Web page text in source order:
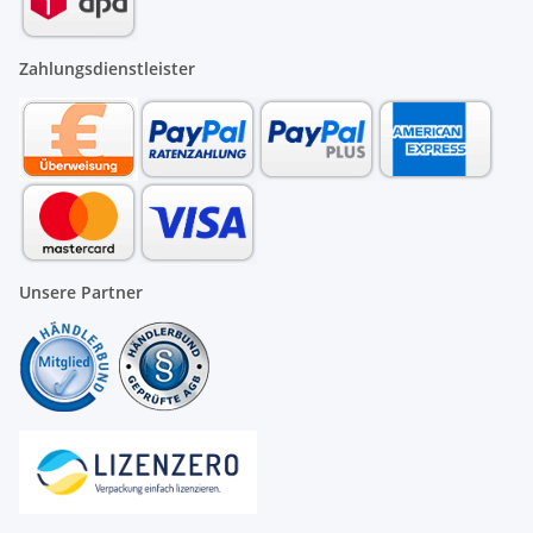
Zahlungsdienstleister
Unsere Partner